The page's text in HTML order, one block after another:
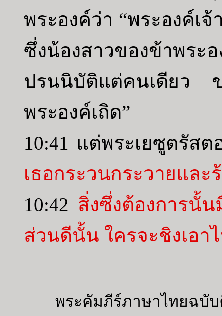
พระองค์ว่า “พระองค์เ
ซึ่งน้องสาวของข้าพระ
ปรนนิบัติแต่คนเดียว ข
พระองค์เถิด”
10:41 แต่พระเยซูตรัส
เธอกระวนกระวายแล
10:42 สิ่งซึ่งต้องการนั้น
ส่วนดีนั้น ใครจะชิงเอา
พระคัมภีร์ภาษาไทยฉบับ